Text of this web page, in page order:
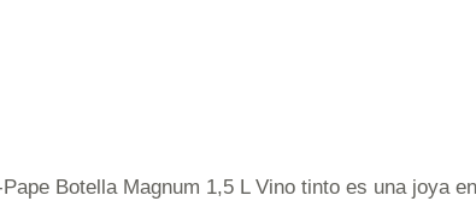
Botella Magnum 1,5 L Vino tinto es una joya